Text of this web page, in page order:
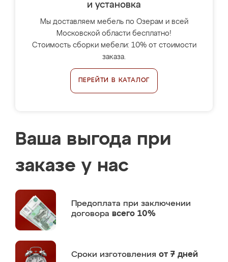
и установка
Мы доставляем мебель по Озерам и всей
Московской области бесплатно!
Стоимость сборки мебели: 10% от стоимости
заказа.
ПЕРЕЙТИ В КАТАЛОГ
Ваша выгода при
заказе у нас
Предоплата при заключении
договора всего 10%
Сроки изготовления от 7 дней